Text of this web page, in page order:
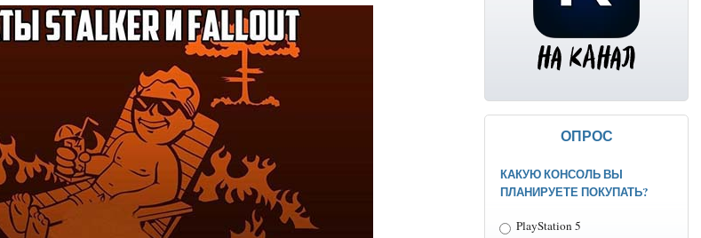
ОПРОС
КАКУЮ КОНСОЛЬ ВЫ
ПЛАНИРУЕТЕ ПОКУПАТЬ?
Варианты
PlayStation 5